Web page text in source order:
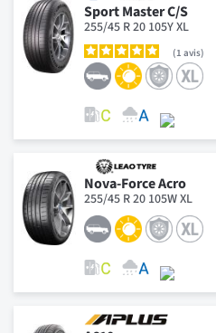
Sport Master C/S
255/45 R 20 105Y XL
1 avis
Nova-Force Acro
255/45 R 20 105W XL